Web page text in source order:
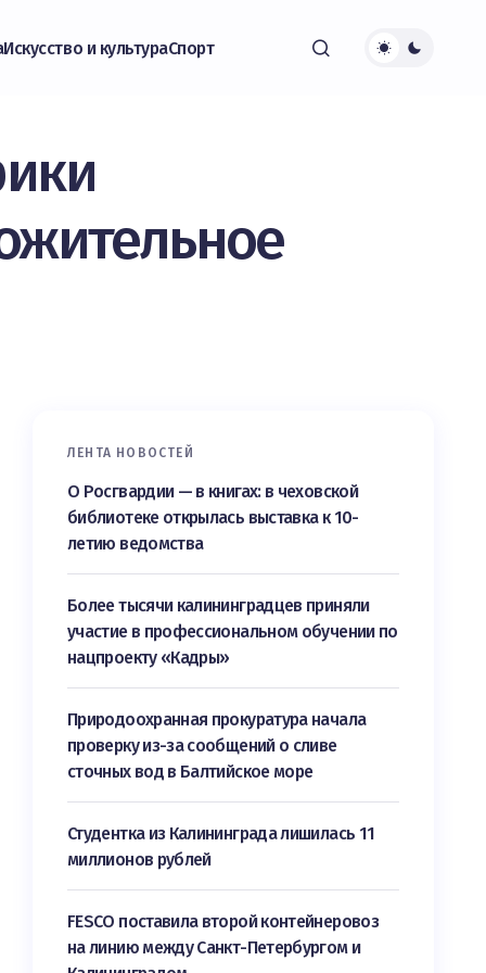
Искусство и культураСпорт
ЛЕНТА НОВОСТЕЙ
О Росгвардии — в книгах: в чеховской
библиотеке открылась выставка к 10-
летию ведомства
Более тысячи калининградцев приняли
участие в профессиональном обучении по
нацпроекту «Кадры»
Природоохранная прокуратура начала
проверку из-за сообщений о сливе
сточных вод в Балтийское море
Студентка из Калининграда лишилась 11
миллионов рублей
FESCO поставила второй контейнеровоз
на линию между Санкт-Петербургом и